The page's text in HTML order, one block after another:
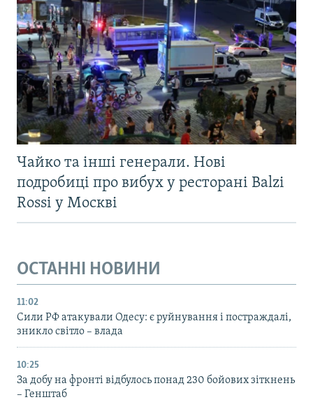
Чайко та інші генерали. Нові
подробиці про вибух у ресторані Balzi
Rossi у Москві
ОСТАННІ НОВИНИ
11:02
Сили РФ атакували Одесу: є руйнування і постраждалі,
зникло світло – влада
10:25
За добу на фронті відбулось понад 230 бойових зіткнень
– Генштаб